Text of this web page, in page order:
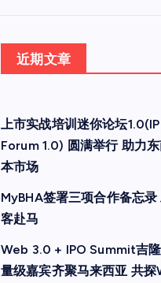
近期文章
上市实战培训迷你论坛
Forum 1.0) 圆满举行 助力
本市场
MyBHA签署三项合作备忘
客赴马
Web 3.0 + IPO Summit吉
量级嘉宾齐聚马来西亚 共